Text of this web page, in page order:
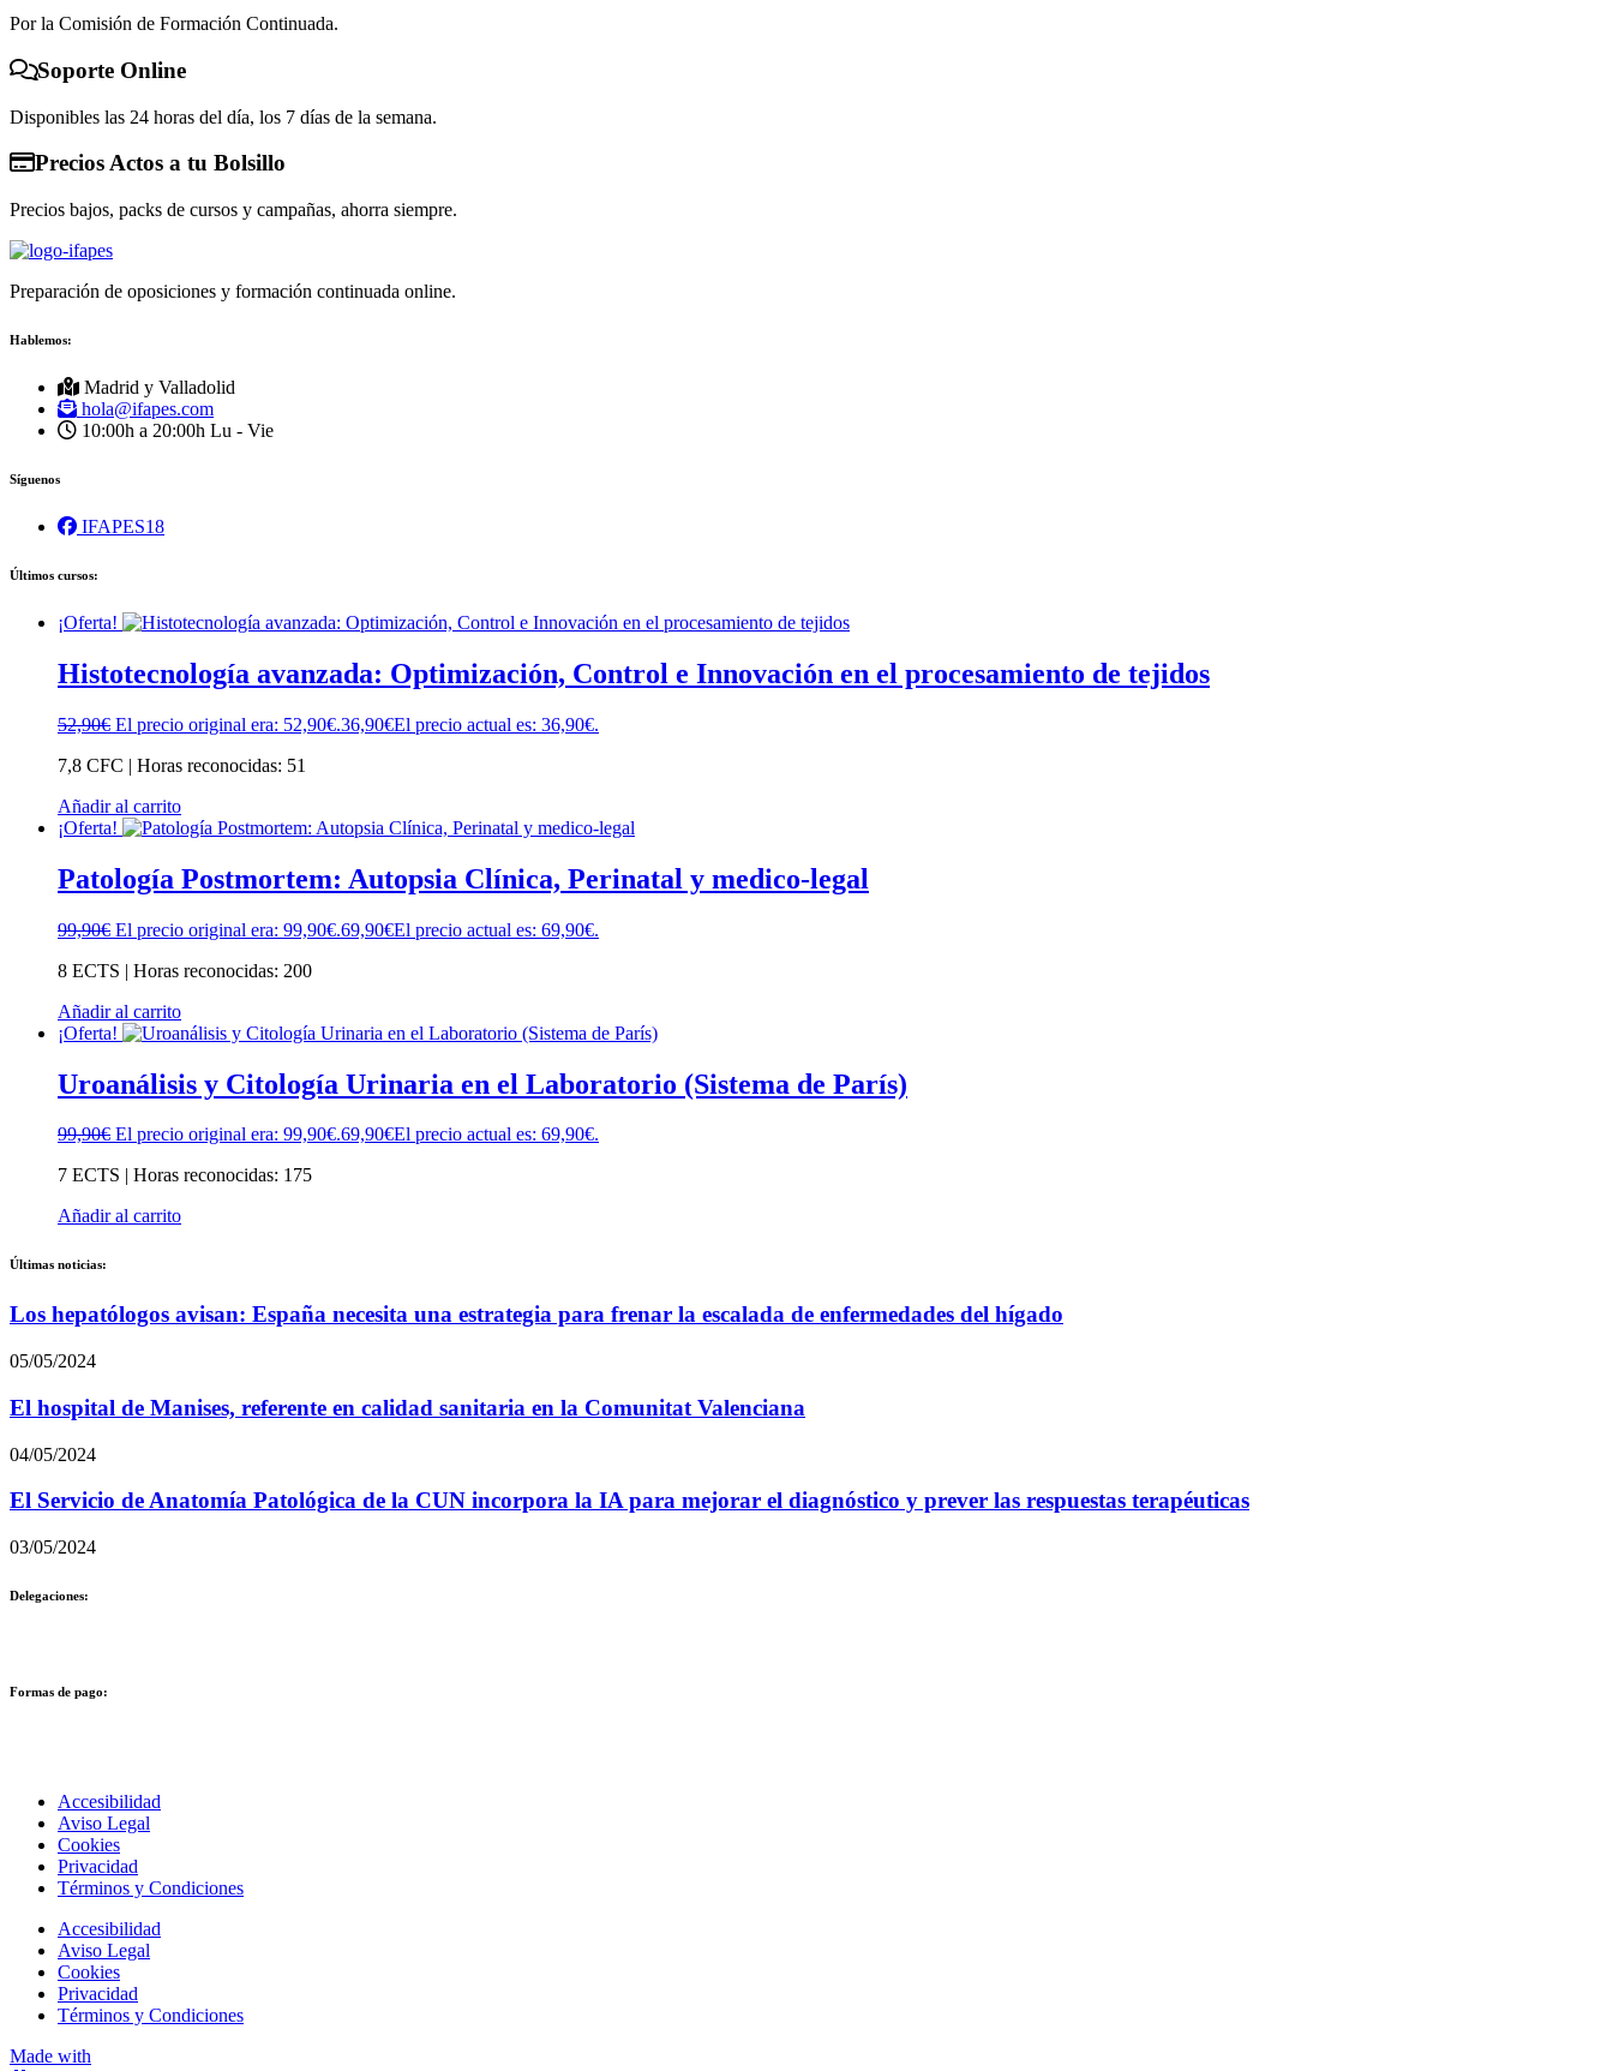
Por la Comisión de Formación Continuada.
Soporte Online
Disponibles las 24 horas del día, los 7 días de la semana.
Precios Actos a tu Bolsillo
Precios bajos, packs de cursos y campañas, ahorra siempre.
Preparación de oposiciones y formación continuada online.
Hablemos:
Madrid y Valladolid
hola@ifapes.com
10:00h a 20:00h Lu - Vie
Síguenos
IFAPES18
Últimos cursos:
¡Oferta!
Histotecnología avanzada: Optimización, Control e Innovación en el procesamiento de tejidos
52,90€ El precio original era: 52,90€.36,90€El precio actual es: 36,90€.
7,8 CFC | Horas reconocidas: 51
Añadir al carrito
¡Oferta!
Patología Postmortem: Autopsia Clínica, Perinatal y medico-legal
99,90€ El precio original era: 99,90€.69,90€El precio actual es: 69,90€.
8 ECTS | Horas reconocidas: 200
Añadir al carrito
¡Oferta!
Uroanálisis y Citología Urinaria en el Laboratorio (Sistema de París)
99,90€ El precio original era: 99,90€.69,90€El precio actual es: 69,90€.
7 ECTS | Horas reconocidas: 175
Añadir al carrito
Últimas noticias:
Los hepatólogos avisan: España necesita una estrategia para frenar la escalada de enfermedades del hígado
05/05/2024
El hospital de Manises, referente en calidad sanitaria en la Comunitat Valenciana
04/05/2024
El Servicio de Anatomía Patológica de la CUN incorpora la IA para mejorar el diagnóstico y prever las respuestas terapéuticas
03/05/2024
Delegaciones:
Formas de pago:
Accesibilidad
Aviso Legal
Cookies
Privacidad
Términos y Condiciones
Accesibilidad
Aviso Legal
Cookies
Privacidad
Términos y Condiciones
Made with